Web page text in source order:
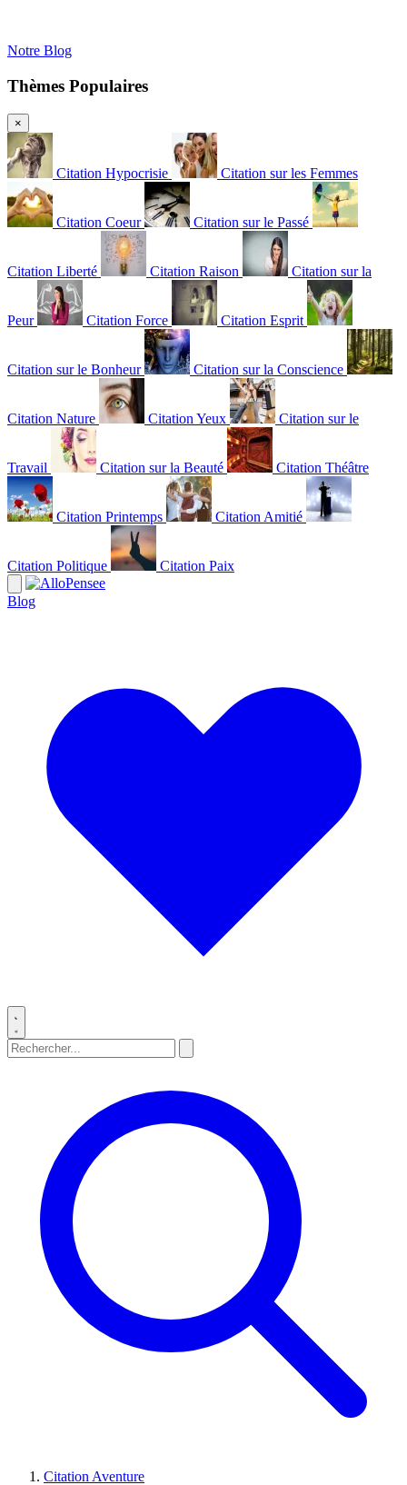
Notre Blog
Thèmes Populaires
×
Citation Hypocrisie Citation sur les Femmes
Citation Coeur Citation sur le Passé
Citation Liberté Citation Raison Citation sur la
Peur Citation Force Citation Esprit
Citation sur le Bonheur Citation sur la Conscience
Citation Nature Citation Yeux Citation sur le
Travail Citation sur la Beauté Citation Théâtre
Citation Printemps Citation Amitié
Citation Politique Citation Paix
Blog
Citation Aventure